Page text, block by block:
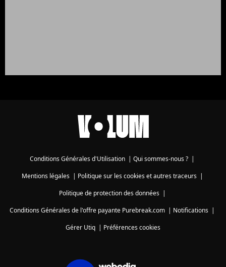
Conditions Générales d'Utilisation | Qui sommes-nous ? |
Mentions légales| Politique sur les cookies et autres traceurs|
Politique de protection des données|
Conditions Générales de l'offre payante Purebreak.com | Notifications |
Gérer Utiq | Préférences cookies